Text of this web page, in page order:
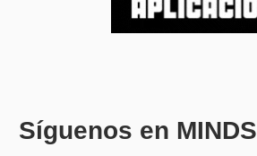
Síguenos en MINDS